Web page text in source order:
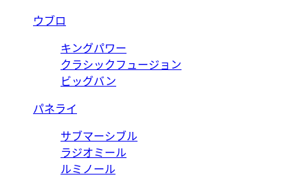
ウブロ
キングパワー
クラシックフュージョン
ビッグバン
パネライ
サブマーシブル
ラジオミール
ルミノール